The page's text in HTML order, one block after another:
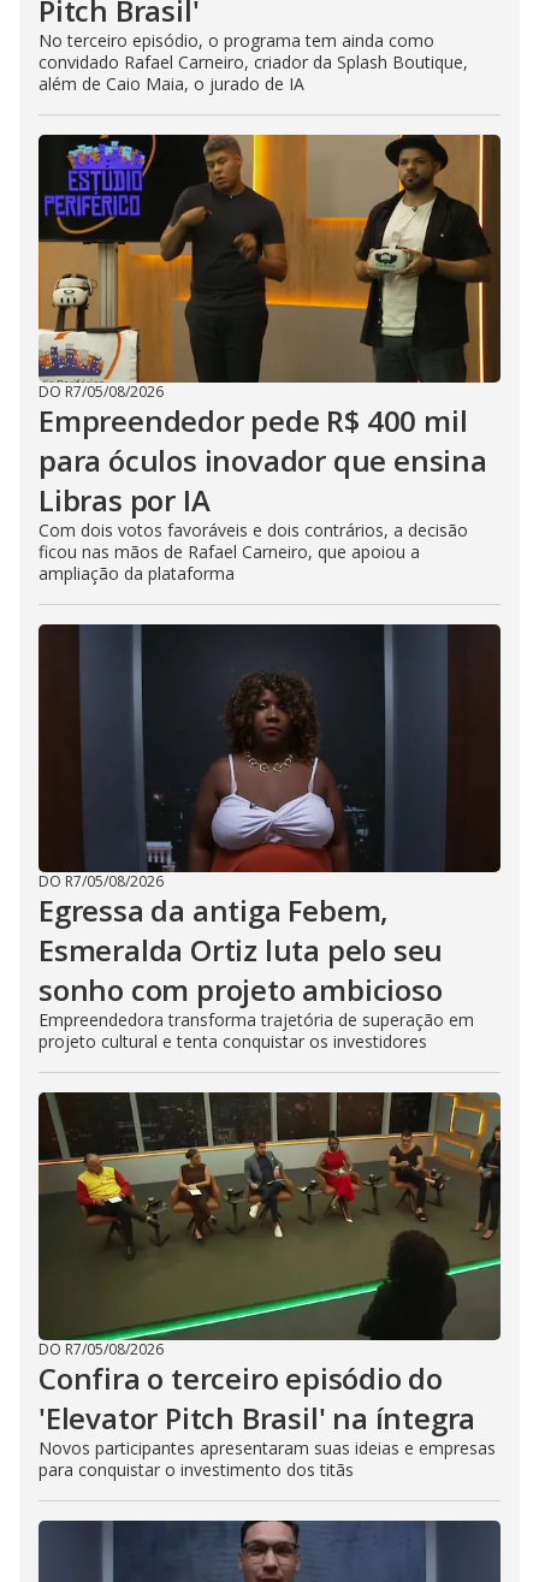
Pitch Brasil'
No terceiro episódio, o programa tem ainda como
convidado Rafael Carneiro, criador da Splash Boutique,
além de Caio Maia, o jurado de IA
DO R7/05/08/2026
Empreendedor pede R$ 400 mil
para óculos inovador que ensina
Libras por IA
Com dois votos favoráveis e dois contrários, a decisão
ficou nas mãos de Rafael Carneiro, que apoiou a
ampliação da plataforma
DO R7/05/08/2026
Egressa da antiga Febem,
Esmeralda Ortiz luta pelo seu
sonho com projeto ambicioso
Empreendedora transforma trajetória de superação em
projeto cultural e tenta conquistar os investidores
DO R7/05/08/2026
Confira o terceiro episódio do
'Elevator Pitch Brasil' na íntegra
Novos participantes apresentaram suas ideias e empresas
para conquistar o investimento dos titãs